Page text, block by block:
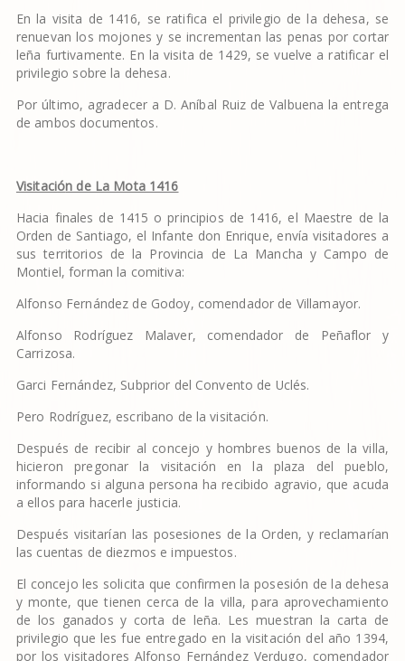
En la visita de 1416, se ratifica el privilegio de la dehesa, se
renuevan los mojones y se incrementan las penas por cortar
leña furtivamente. En la visita de 1429, se vuelve a ratificar el
privilegio sobre la dehesa.
Por último, agradecer a D. Aníbal Ruiz de Valbuena la entrega
de ambos documentos.
Visitación de La Mota 1416
Hacia finales de 1415 o principios de 1416, el Maestre de la
Orden de Santiago, el Infante don Enrique, envía visitadores a
sus territorios de la Provincia de La Mancha y Campo de
Montiel, forman la comitiva:
Alfonso Fernández de Godoy, comendador de Villamayor.
Alfonso Rodríguez Malaver, comendador de Peñaflor y
Carrizosa.
Garci Fernández, Subprior del Convento de Uclés.
Pero Rodríguez, escribano de la visitación.
Después de recibir al concejo y hombres buenos de la villa,
hicieron pregonar la visitación en la plaza del pueblo,
informando si alguna persona ha recibido agravio, que acuda
a ellos para hacerle justicia.
Después visitarían las posesiones de la Orden, y reclamarían
las cuentas de diezmos e impuestos.
El concejo les solicita que confirmen la posesión de la dehesa
y monte, que tienen cerca de la villa, para aprovechamiento
de los ganados y corta de leña. Les muestran la carta de
privilegio que les fue entregado en la visitación del año 1394,
por los visitadores Alfonso Fernández Verdugo, comendador